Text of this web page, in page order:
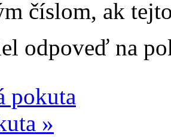
číslom, ak
odpoveď na
pokuta
»